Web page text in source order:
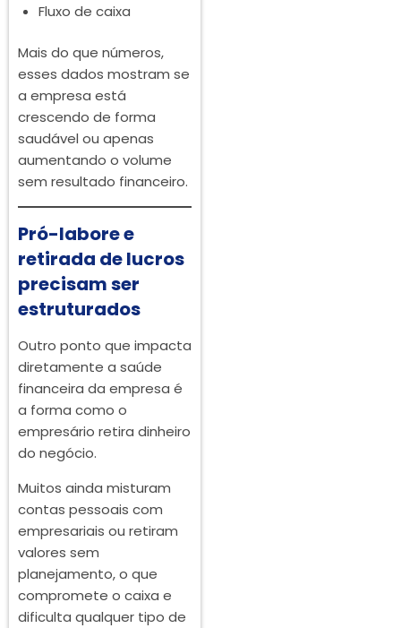
Fluxo de caixa
Mais do que números,
esses dados mostram se
a empresa está
crescendo de forma
saudável ou apenas
aumentando o volume
sem resultado financeiro.
Pró-labore e
retirada de lucros
precisam ser
estruturados
Outro ponto que impacta
diretamente a saúde
financeira da empresa é
a forma como o
empresário retira dinheiro
do negócio.
Muitos ainda misturam
contas pessoais com
empresariais ou retiram
valores sem
planejamento, o que
compromete o caixa e
dificulta qualquer tipo de